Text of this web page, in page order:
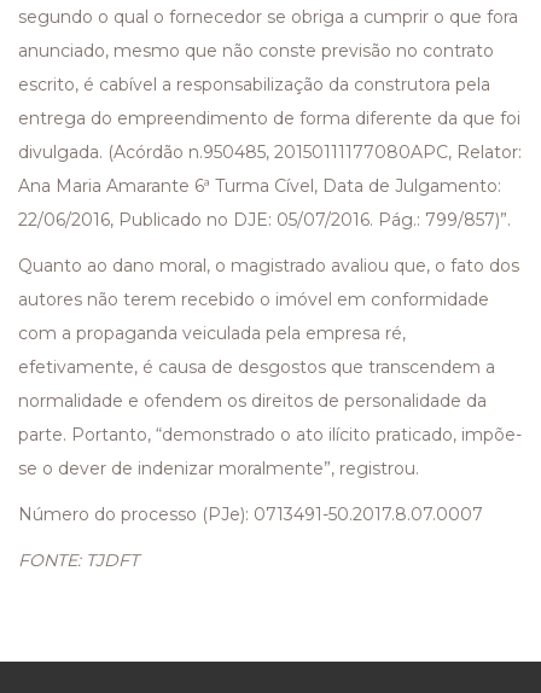
segundo o qual o fornecedor se obriga a cumprir o que fora
anunciado, mesmo que não conste previsão no contrato
escrito, é cabível a responsabilização da construtora pela
entrega do empreendimento de forma diferente da que foi
divulgada. (Acórdão n.950485, 20150111177080APC, Relator:
Ana Maria Amarante 6ª Turma Cível, Data de Julgamento:
22/06/2016, Publicado no DJE: 05/07/2016. Pág.: 799/857)”.
Quanto ao dano moral, o magistrado avaliou que, o fato dos
autores não terem recebido o imóvel em conformidade
com a propaganda veiculada pela empresa ré,
efetivamente, é causa de desgostos que transcendem a
normalidade e ofendem os direitos de personalidade da
parte. Portanto, “demonstrado o ato ilícito praticado, impõe-
se o dever de indenizar moralmente”, registrou.
Número do processo (PJe): 0713491-50.2017.8.07.0007
FONTE: TJDFT